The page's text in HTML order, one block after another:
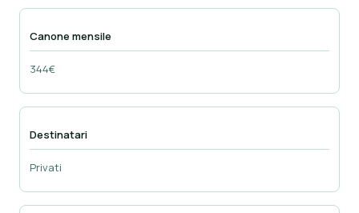
Canone mensile
344€
Destinatari
Privati